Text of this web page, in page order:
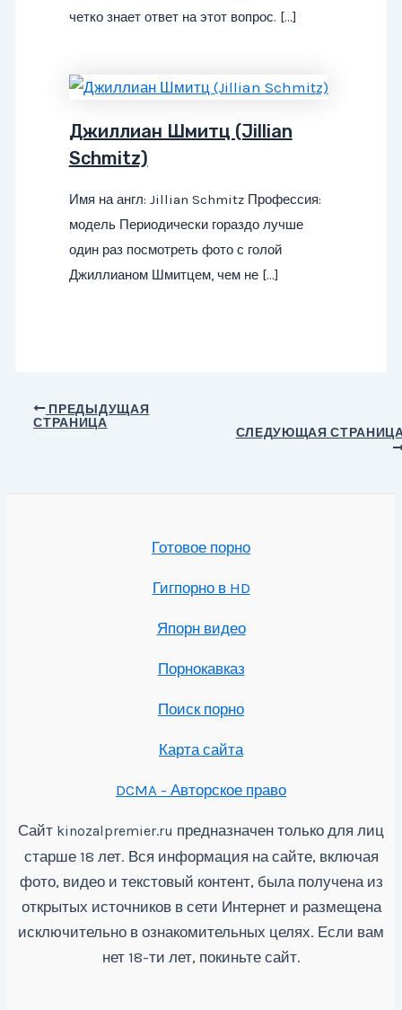
четко знает ответ на этот вопрос. […]
Джиллиан Шмитц (Jillian
Schmitz)
Имя на англ: Jillian Schmitz Профессия:
модель Периодически гораздо лучше
один раз посмотреть фото с голой
Джиллианом Шмитцем, чем не […]
Навигация
ПРЕДЫДУЩАЯ
СТРАНИЦА
СЛЕДУЮЩАЯ
Готовое порно
Гигпорно в HD
Япорн видео
Порнокавказ
Поиск порно
Карта сайта
DCMA - Авторское право
Сайт kinozalpremier.ru предназначен только для лиц
старше 18 лет. Вся информация на сайте, включая
фото, видео и текстовый контент, была получена из
открытых источников в сети Интернет и размещена
исключительно в ознакомительных целях. Если вам
нет 18-ти лет, покиньте сайт.